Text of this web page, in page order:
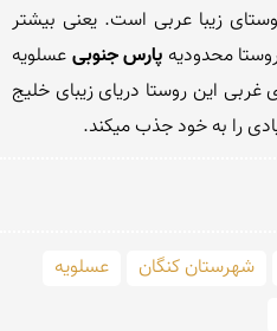
محدودیه پارس جنوبی
را به خود جذب میكند.
شهرستان كنگان
عسلویه